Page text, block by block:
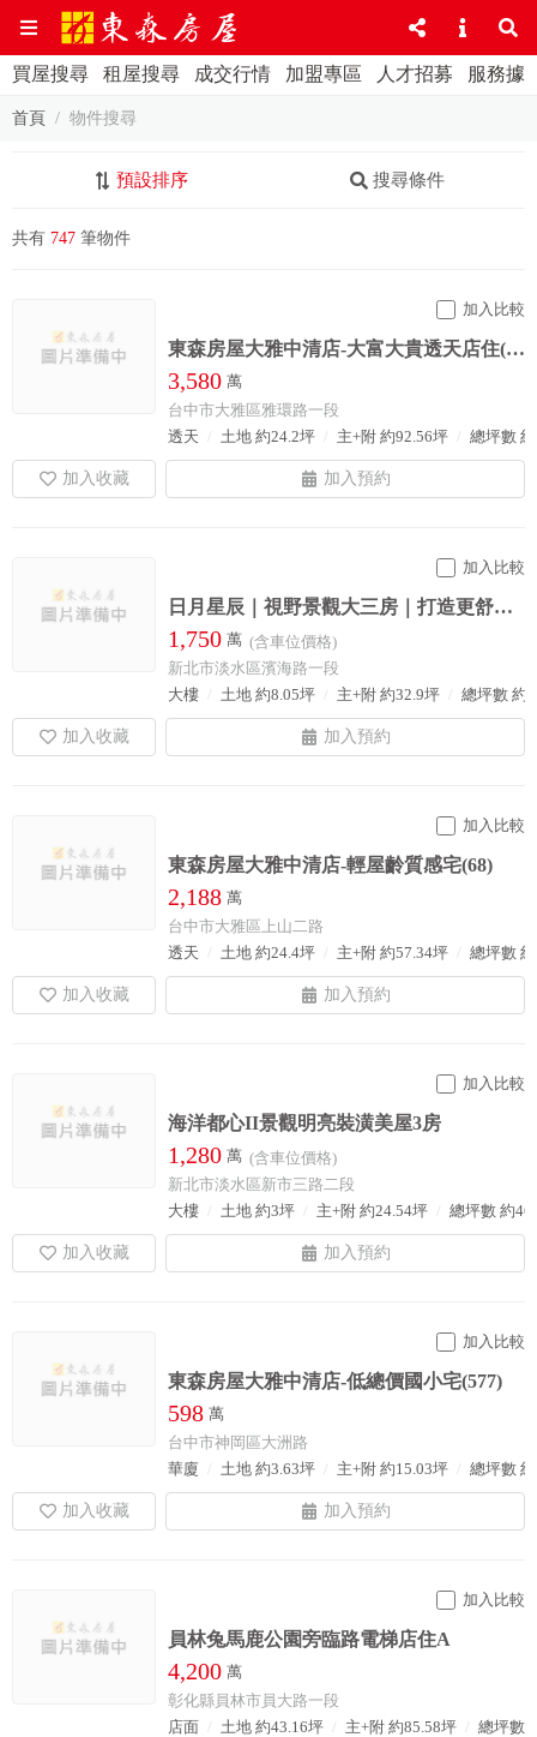
買屋搜尋 租屋搜尋 成交行情 加盟專區 人才招募 服務據
首頁 物件搜尋
預設排序 搜尋條件
共有 747 筆物件
加入比較
東森房屋大雅中清店-大富大貴透天店住(81)
3,580 萬
台中市大雅區雅環路一段
透天
土地 約24.2坪 主+附 約92.56坪 總坪數
加入比較
日月星辰｜視野景觀大三房｜打造更舒適的生活空間
1,750 萬 (含車位價格)
新北市淡水區濱海路一段
大樓
土地 約8.05坪 主+附 約32.9坪 總坪數 約
加入比較
東森房屋大雅中清店-輕屋齡質感宅(68)
2,188 萬
台中市大雅區上山二路
透天
土地 約24.4坪 主+附 約57.34坪 總坪數
加入比較
海洋都心II景觀明亮裝潢美屋3房
1,280 萬 (含車位價格)
新北市淡水區新市三路二段
大樓
土地 約3坪 主+附 約24.54坪 總坪數 約
加入比較
東森房屋大雅中清店-低總價國小宅(577)
598 萬
台中市神岡區大洲路
華廈
土地 約3.63坪 主+附 約15.03坪 總坪數
加入比較
員林兔馬鹿公園旁臨路電梯店住A
4,200 萬
彰化縣員林市員大路一段
店面
土地 約43.16坪 主+附 約85.58坪 總坪數